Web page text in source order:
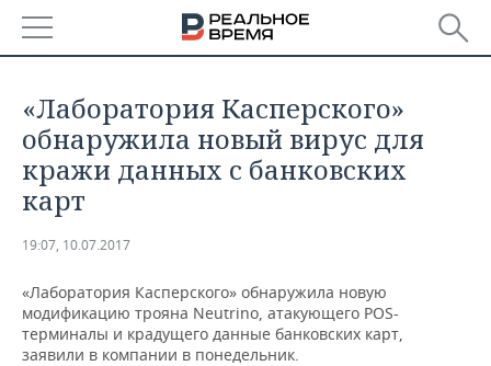
БАШКОРТОСТАН
ТАТАРСТАН
НОВОСТИ
АНАЛИТИКА
КОРОЛИ ГОСЗАКАЗА ПФО
ФИНАНСЫ
ПРОМЫШЛЕННОСТЬ
НОВОСТИ
ПРОМЫШЛЕННОСТИ
НЕДВИЖИМОСТЬ
«Лаборатория Касперского»
обнаружила новый вирус для
кражи данных с банковских
карт
19:07, 10.07.2017
«Лаборатория Касперского» обнаружила новую
модификацию трояна Neutrino, атакующего POS-
терминалы и крадущего данные банковских карт,
заявили в компании в понедельник.